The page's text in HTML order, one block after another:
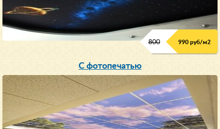
800 990 руб/м2
С фотопечатью